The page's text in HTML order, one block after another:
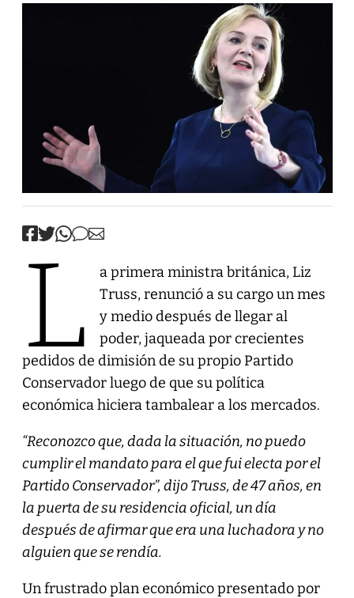
L
a primera ministra británica, Liz
Truss, renunció a su cargo un mes
y medio después de llegar al
poder, jaqueada por crecientes
pedidos de dimisión de su propio Partido
Conservador luego de que su política
económica hiciera tambalear a los mercados.
“Reconozco que, dada la situación, no puedo
cumplir el mandato para el que fui electa por el
Partido Conservador”, dijo Truss, de 47 años, en
la puerta de su residencia oficial, un día
después de afirmar que era una luchadora y no
alguien que se rendía.
Un frustrado plan económico presentado por